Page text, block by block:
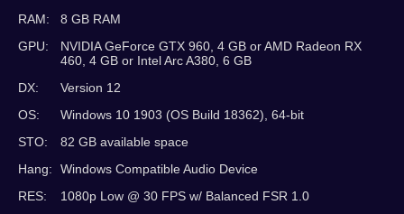
RAM:
8 GB RAM
GPU:
NVIDIA GeForce GTX 960, 4 GB or AMD Radeon RX
460, 4 GB or Intel Arc A380, 6 GB
DX:
Version 12
OS:
Windows 10 1903 (OS Build 18362), 64-bit
STO:
82 GB available space
Hang:
Windows Compatible Audio Device
RES:
1080p Low @ 30 FPS w/ Balanced FSR 1.0